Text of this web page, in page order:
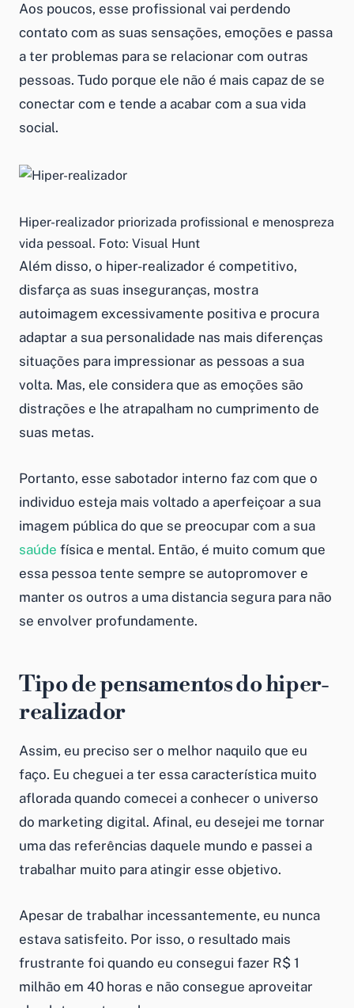
Aos poucos, esse profissional vai perdendo
contato com as suas sensações, emoções e passa
a ter problemas para se relacionar com outras
pessoas. Tudo porque ele não é mais capaz de se
conectar com e tende a acabar com a sua vida
social.
Hiper-realizador priorizada profissional e menospreza
vida pessoal. Foto: Visual Hunt
Além disso, o hiper-realizador é competitivo,
disfarça as suas inseguranças, mostra
autoimagem excessivamente positiva e procura
adaptar a sua personalidade nas mais diferenças
situações para impressionar as pessoas a sua
volta. Mas, ele considera que as emoções são
distrações e lhe atrapalham no cumprimento de
suas metas.
Portanto, esse sabotador interno faz com que o
individuo esteja mais voltado a aperfeiçoar a sua
imagem pública do que se preocupar com a sua
saúde física e mental. Então, é muito comum que
essa pessoa tente sempre se autopromover e
manter os outros a uma distancia segura para não
se envolver profundamente.
Tipo de pensamentos do hiper-
realizador
Assim, eu preciso ser o melhor naquilo que eu
faço. Eu cheguei a ter essa característica muito
aflorada quando comecei a conhecer o universo
do marketing digital. Afinal, eu desejei me tornar
uma das referências daquele mundo e passei a
trabalhar muito para atingir esse objetivo.
Apesar de trabalhar incessantemente, eu nunca
estava satisfeito. Por isso, o resultado mais
frustrante foi quando eu consegui fazer R$ 1
milhão em 40 horas e não consegue aproveitar